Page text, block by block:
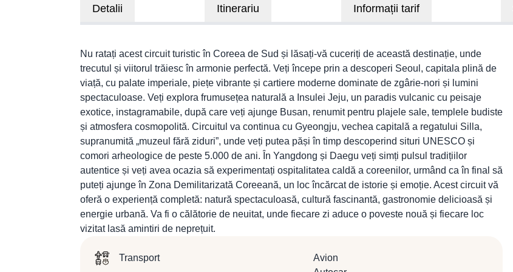
Detalii Itinerariu Informații tarif
Nu ratați acest circuit turistic în Coreea de Sud și lăsați-vă cuceriți de această destinație, unde
trecutul și viitorul trăiesc în armonie perfectă. Veți începe prin a descoperi Seoul, capitala plină de
viață, cu palate imperiale, piețe vibrante și cartiere moderne dominate de zgârie-nori și lumini
spectaculoase. Veți explora frumusețea naturală a Insulei Jeju, un paradis vulcanic cu peisaje
exotice, instagramabile, după care veți ajunge Busan, renumit pentru plajele sale, templele budiste
și atmosfera cosmopolită. Circuitul va continua cu Gyeongju, vechea capitală a regatului Silla,
supranumită „muzeul fără ziduri”, unde veți putea păși în timp descoperind situri UNESCO și
comori arheologice de peste 5.000 de ani. În Yangdong și Daegu veți simți pulsul tradițiilor
autentice și veți avea ocazia să experimentați ospitalitatea caldă a coreenilor, urmând ca în final să
puteți ajunge în Zona Demilitarizată Coreeană, un loc încărcat de istorie și emoție. Acest circuit vă
oferă o experiență completă: natură spectaculoasă, cultură fascinantă, gastronomie delicioasă și
energie urbană. Va fi o călătorie de neuitat, unde fiecare zi aduce o poveste nouă și fiecare loc
vizitat lasă amintiri de neprețuit.
Transport
Avion